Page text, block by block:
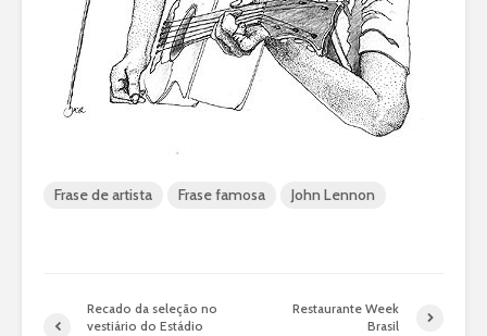
Frase de artista Frase famosa John Lennon
Recado da seleção no
vestiário do Estádio
Restaurante Week
Brasil